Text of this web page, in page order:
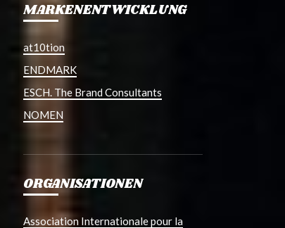
MARKENENTWICKLUNG
at10tion
ENDMARK
ESCH. The Brand Consultants
NOMEN
ORGANISATIONEN
Association Internationale pour la